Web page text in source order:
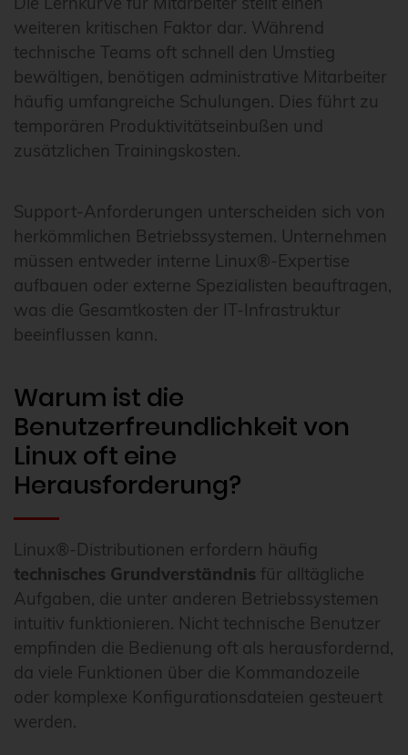
weiteren kritischen Faktor dar. Während
technische Teams oft schnell den Umstieg
bewältigen, benötigen administrative Mitarbeiter
häufig umfangreiche Schulungen. Dies führt zu
temporären Produktivitätseinbußen und
zusätzlichen Trainingskosten.
Support-Anforderungen unterscheiden sich von
herkömmlichen Betriebssystemen. Unternehmen
müssen entweder interne Linux®-Expertise
aufbauen oder externe Spezialisten beauftragen,
was die Gesamtkosten der IT-Infrastruktur
beeinflussen kann.
Warum ist die
Benutzerfreundlichkeit von
Linux oft eine
Herausforderung?
Linux®-Distributionen erfordern häufig
technisches Grundverständnis für alltägliche
Aufgaben, die unter anderen Betriebssystemen
intuitiv funktionieren. Nicht technische Benutzer
empfinden die Bedienung oft als herausfordernd,
da viele Funktionen über die Kommandozeile
oder komplexe Konfigurationsdateien gesteuert
werden.